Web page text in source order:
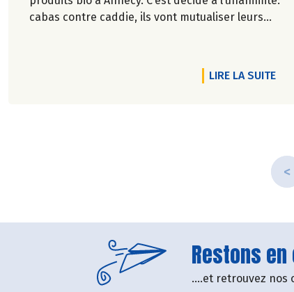
cabas contre caddie, ils vont mutualiser leurs
LIRE LA SUITEDE
<
Restons
....et retrouvez nos